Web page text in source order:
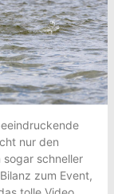
nur den
sogar schneller
zum Event,